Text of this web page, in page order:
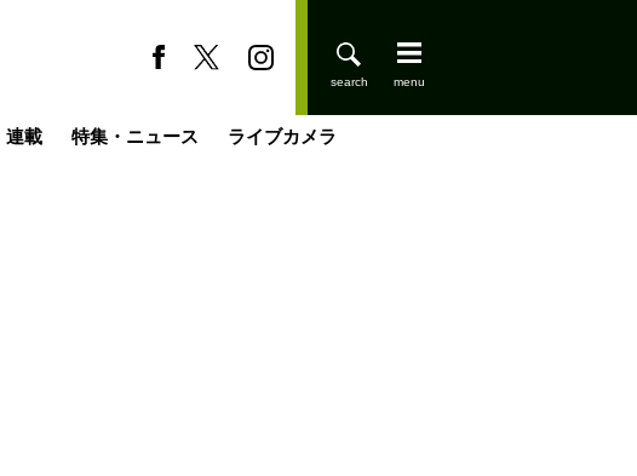
連載 特集・ニュース ライブカメラ